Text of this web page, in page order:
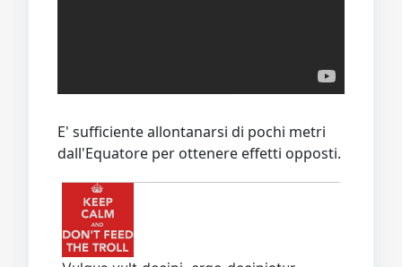
E' sufficiente allontanarsi di pochi metri
dall'Equatore per ottenere effetti opposti.